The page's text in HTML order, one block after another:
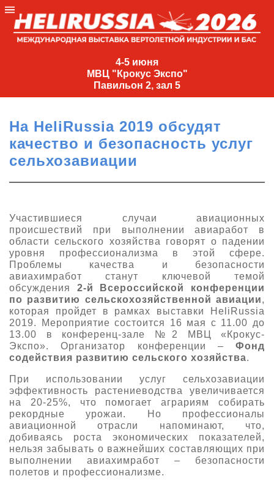
4-5 июня
МВЦ "Крокус Экспо"
Павильон 2, зал 5
4-
МВЦ
Экспо"
Павильон
2,
зал
+7
(495)
477-
33-81
О выставке
Партнеры выставки
Крокус Экспо
Даты будущих выставок
Документы
Контакты
Для участников
Заявка на участие
Заочное участие
Прилет на выставку
Основные требования МВЦ «Крокус Экспо»
Для посетителей
Место проведения HeliRussia
Схема проезда
Правила доступа и пребывания Крокус Экспо
Для СМИ
Аккредитация прессы
Условия инфопартнёрства
Положение об аккредитации
Публикации о выставке
Архив
На HeliRussia 2019 обсудят
качество и безопасность услуг
сельхозавиации
Участившиеся случаи авиационных
происшествий при выполнении авиаработ в
области сельского хозяйства говорят о падении
уровня профессионализма в этой сфере.
Проблемы качества и безопасности
авиахимработ станут ключевой темой
обсуждения 2-й Всероссийской конференции
по развитию сельскохозяйственной авиации,
которая пройдет в рамках выставки HeliRussia
2019. Мероприятие состоится 16 мая с 11.00 до
13.00 в конференц-зале №2 МВЦ «Крокус-
Экспо». Организатор конференции – Фонд
содействия развитию сельского хозяйства.
При использовании услуг сельхозавиации
эффективность растениеводства увеличивается
на 20-25%, что помогает аграриям собирать
рекордные урожаи. Но профессионалы
авиационной отрасли напоминают, что,
добиваясь роста экономических показателей,
нельзя забывать о важнейших составляющих при
выполнении авиахимработ – безопасности
полетов и профессионализме.